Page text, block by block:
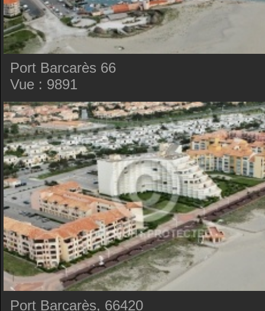
Port Barcarès 66
Vue : 9891
Port Barcarès, 66420